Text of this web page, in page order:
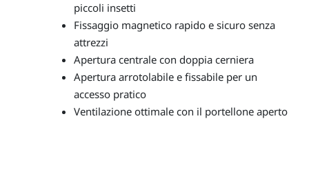
piccoli insetti
Fissaggio magnetico rapido e sicuro senza
attrezzi
Apertura centrale con doppia cerniera
Apertura arrotolabile e fissabile per un
accesso pratico
Ventilazione ottimale con il portellone aperto